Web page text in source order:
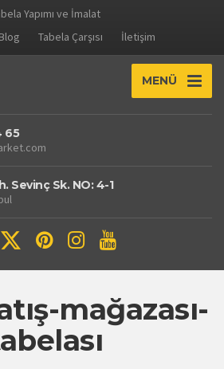
Yapımı ve İmalat
Blog Tabela Çarşısı İletişim
MENÜ
65
Sevinç Sk. NO: 4-1
mağazası-